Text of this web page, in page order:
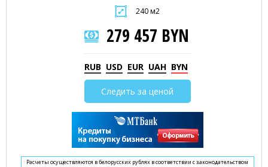
240 м2
279 457 BYN
RUB USD EUR UAH BYN
Следить за ценой
Расчеты осуществляются в белорусских рублях в соответствии с законодательством